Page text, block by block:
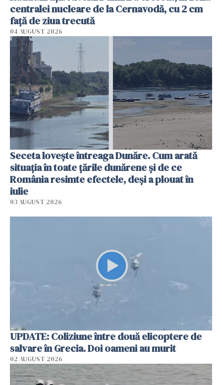
centralei nucleare de la Cernavodă, cu 2 cm
faţă de ziua trecută
04 AUGUST 2026
Seceta lovește întreaga Dunăre. Cum arată
situația în toate țările dunărene și de ce
România resimte efectele, deși a plouat în
iulie
03 AUGUST 2026
UPDATE: Coliziune între două elicoptere de
salvare în Grecia. Doi oameni au murit
02 AUGUST 2026